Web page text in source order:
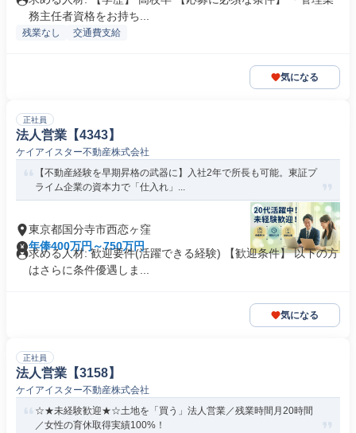
務主任者資格をお持ち...
残業なし 交通費支給
気になる
正社員
法人営業【4343】
ケイアイスター不動産株式会社
【不動産経験を早期昇格の武器に】入社2年で所長も可能。東証プ
ライム企業の資本力で「仕入れ」...
東京都国分寺市西恋ヶ窪
年俸400万円～750万円
求める人材: 歓迎要件(活躍できる経験) 【歓迎条件】 以下の方
はさらに条件優遇しま...
気になる
正社員
法人営業【3158】
ケイアイスター不動産株式会社
☆★未経験歓迎★☆土地を「買う」法人営業／残業時間月20時間
／女性の育休取得実績100%！